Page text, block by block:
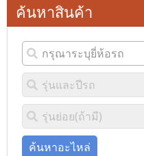
ค้นหาสินค้า
ค้นหาอะไหล่